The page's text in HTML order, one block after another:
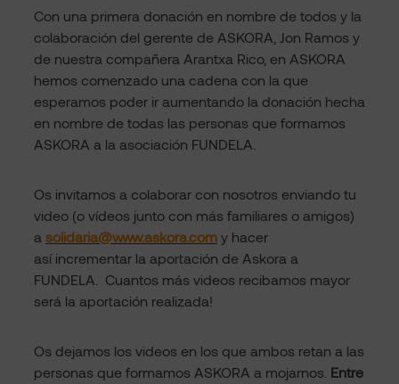
Con una primera donación en nombre de todos y la
colaboración del gerente de ASKORA, Jon Ramos y
de nuestra compañera Arantxa Rico, en ASKORA
hemos comenzado una cadena con la que
esperamos poder ir aumentando la donación hecha
en nombre de todas las personas que formamos
ASKORA a la asociación FUNDELA.
Os invitamos a colaborar con nosotros enviando tu
video (o vídeos junto con más familiares o amigos)
a solidaria@www.askora.com y hacer
así incrementar la aportación de Askora a
FUNDELA. Cuantos más videos recibamos mayor
será la aportación realizada!
Os dejamos los videos en los que ambos retan a las
personas que formamos ASKORA a mojarnos. Entre